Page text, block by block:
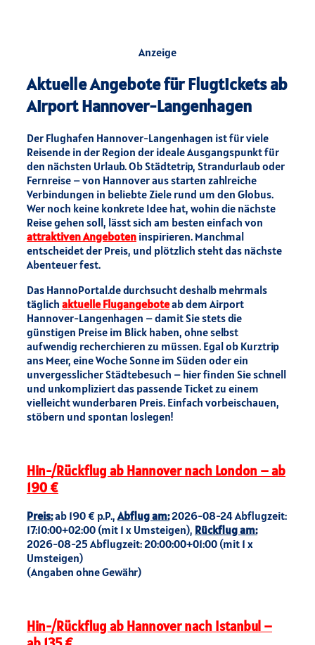
Anzeige
Aktuelle Angebote für Flugtickets ab
Airport Hannover-Langenhagen
Der Flughafen Hannover-Langenhagen ist für viele
Reisende in der Region der ideale Ausgangspunkt für
den nächsten Urlaub. Ob Städtetrip, Strandurlaub oder
Fernreise – von Hannover aus starten zahlreiche
Verbindungen in beliebte Ziele rund um den Globus.
Wer noch keine konkrete Idee hat, wohin die nächste
Reise gehen soll, lässt sich am besten einfach von
attraktiven Angeboten inspirieren. Manchmal
entscheidet der Preis, und plötzlich steht das nächste
Abenteuer fest.
Das HannoPortal.de durchsucht deshalb mehrmals
täglich aktuelle Flugangeboteab dem Airport
Hannover-Langenhagen – damit Sie stets die
günstigen Preise im Blick haben, ohne selbst
aufwendig recherchieren zu müssen. Egal ob Kurztrip
ans Meer, eine Woche Sonne im Süden oder ein
unvergesslicher Städtebesuch – hier finden Sie schnell
und unkompliziert das passende Ticket zu einem
vielleicht wunderbaren Preis. Einfach vorbeischauen,
stöbern und spontan loslegen!
Hin-/Rückflug ab Hannover nach London – ab
190 €
Preis:ab 190 € p.P.,Abflug am:2026-08-24 Abflugzeit:
17:10:00+02:00 (mit 1 x Umsteigen), Rückflug am:
2026-08-25 Abflugzeit: 20:00:00+01:00 (mit 1 x
Umsteigen)
(Angaben ohne Gewähr)
Hin-/Rückflug ab Hannover nach Istanbul –